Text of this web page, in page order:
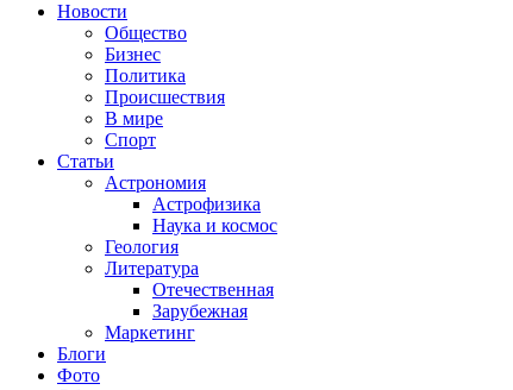
Новости
Общество
Бизнес
Политика
Происшествия
В мире
Спорт
Статьи
Астрономия
Астрофизика
Наука и космос
Геология
Литература
Отечественная
Зарубежная
Маркетинг
Блоги
Фото